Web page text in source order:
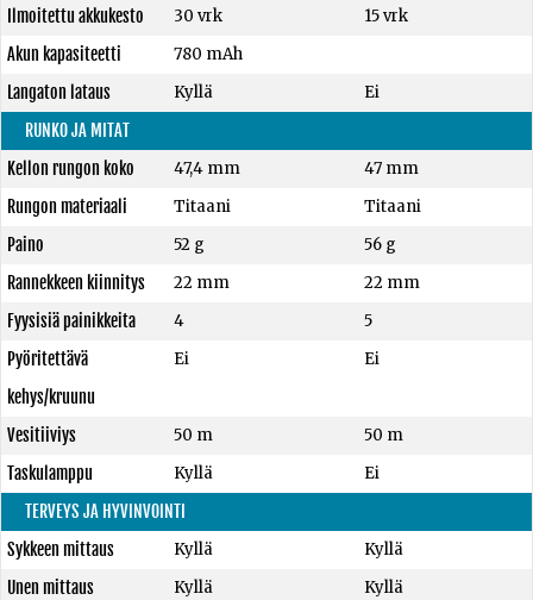
Ilmoitettu akkukesto
30 vrk
15 vrk
Akun kapasiteetti
780 mAh
Langaton lataus
Kyllä
Ei
RUNKO JA MITAT
Kellon rungon koko
47,4 mm
47 mm
Rungon materiaali
Titaani
Titaani
Paino
52 g
56 g
Rannekkeen kiinnitys
22 mm
22 mm
Fyysisiä painikkeita
4
5
Pyöritettävä
kehys/kruunu
Ei Ei
Vesitiiviys 50 m
50 m
Taskulamppu
Kyllä
Ei
TERVEYS JA HYVINVOINTI
Sykkeen mittaus
Kyllä
Kyllä
Unen mittaus
Kyllä
Kyllä